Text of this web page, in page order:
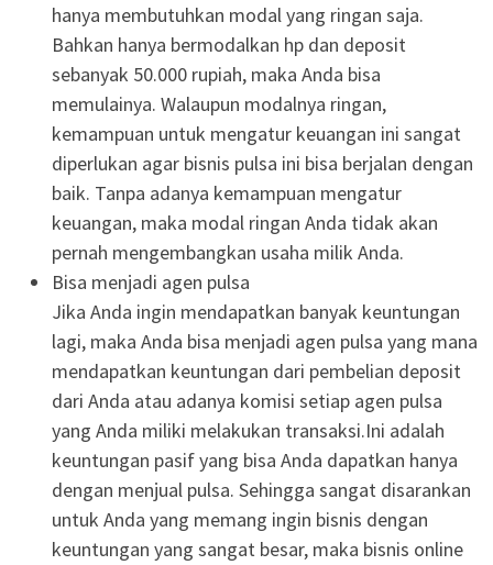
hanya membutuhkan modal yang ringan saja.
Bahkan hanya bermodalkan hp dan deposit
sebanyak 50.000 rupiah, maka Anda bisa
memulainya. Walaupun modalnya ringan,
kemampuan untuk mengatur keuangan ini sangat
diperlukan agar bisnis pulsa ini bisa berjalan dengan
baik. Tanpa adanya kemampuan mengatur
keuangan, maka modal ringan Anda tidak akan
pernah mengembangkan usaha milik Anda.
Bisa menjadi agen pulsa
Jika Anda ingin mendapatkan banyak keuntungan
lagi, maka Anda bisa menjadi agen pulsa yang mana
mendapatkan keuntungan dari pembelian deposit
dari Anda atau adanya komisi setiap agen pulsa
yang Anda miliki melakukan transaksi.Ini adalah
keuntungan pasif yang bisa Anda dapatkan hanya
dengan menjual pulsa. Sehingga sangat disarankan
untuk Anda yang memang ingin bisnis dengan
keuntungan yang sangat besar, maka bisnis online